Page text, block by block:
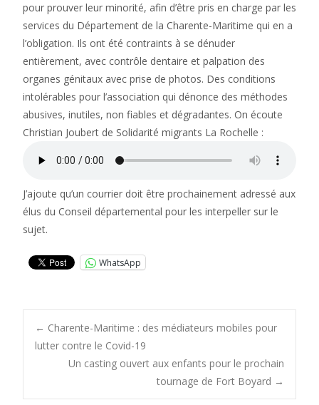
pour prouver leur minorité, afin d’être pris en charge par les
services du Département de la Charente-Maritime qui en a
l’obligation. Ils ont été contraints à se dénuder
entièrement, avec contrôle dentaire et palpation des
organes génitaux avec prise de photos. Des conditions
intolérables pour l’association qui dénonce des méthodes
abusives, inutiles, non fiables et dégradantes. On écoute
Christian Joubert de Solidarité migrants La Rochelle :
J’ajoute qu’un courrier doit être prochainement adressé aux
élus du Conseil départemental pour les interpeller sur le
sujet.
WhatsApp
Post
navigation
← Charente-Maritime : des médiateurs mobiles pour
lutter contre le Covid-19
Un casting ouvert aux enfants pour le prochain
tournage de Fort Boyard →